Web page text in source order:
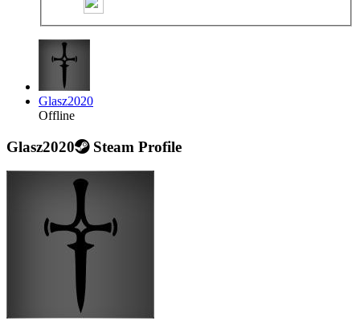
Glasz2020
Offline
Glasz2020 Steam Profile